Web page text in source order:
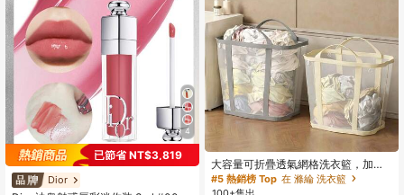
4
已節省 NT$3,819
Dior
大容量可折疊透氣網格洗衣籃，加厚
耐用布料可折疊長方形收納桶，附加
固堅固手柄，適用於浴室、衣櫥、宿
#5 熱銷榜 Top 在 滌綸 洗衣籃